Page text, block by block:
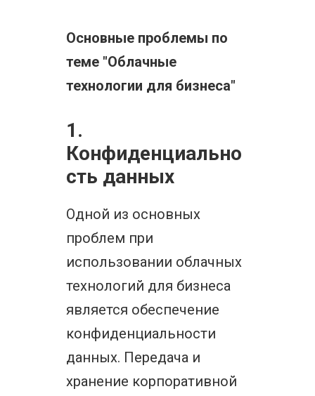
Основные проблемы по
теме "Облачные
технологии для бизнеса"
1.
Конфиденциально
сть данных
Одной из основных
проблем при
использовании облачных
технологий для бизнеса
является обеспечение
конфиденциальности
данных. Передача и
хранение корпоративной